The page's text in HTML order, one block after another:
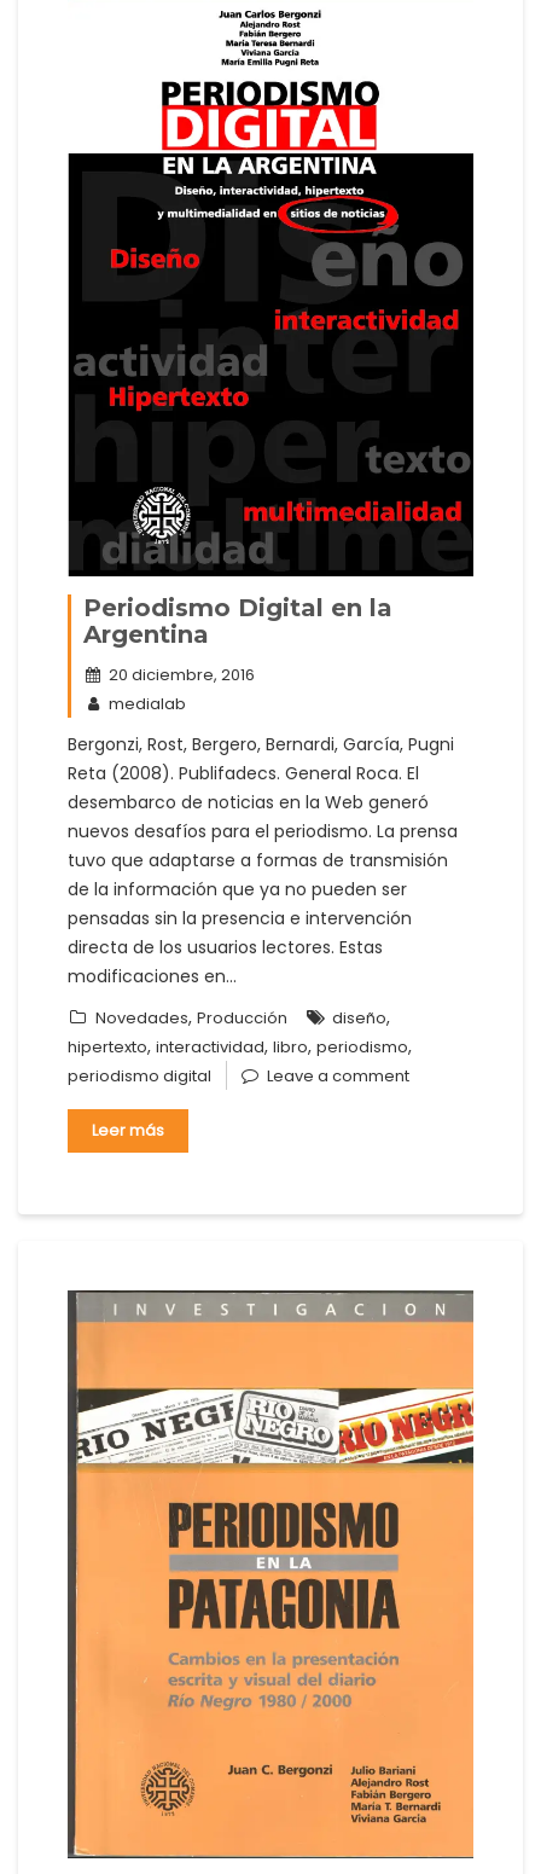
Periodismo Digital en la
Argentina
20 diciembre, 2016
medialab
Bergonzi, Rost, Bergero, Bernardi, García, Pugni
Reta (2008). Publifadecs. General Roca. El
desembarco de noticias en la Web generó
nuevos desafíos para el periodismo. La prensa
tuvo que adaptarse a formas de transmisión
de la información que ya no pueden ser
pensadas sin la presencia e intervención
directa de los usuarios lectores. Estas
modificaciones en…
Novedades, Producción diseño,
hipertexto, interactividad, libro, periodismo,
periodismo digital Leave a comment
Leer más